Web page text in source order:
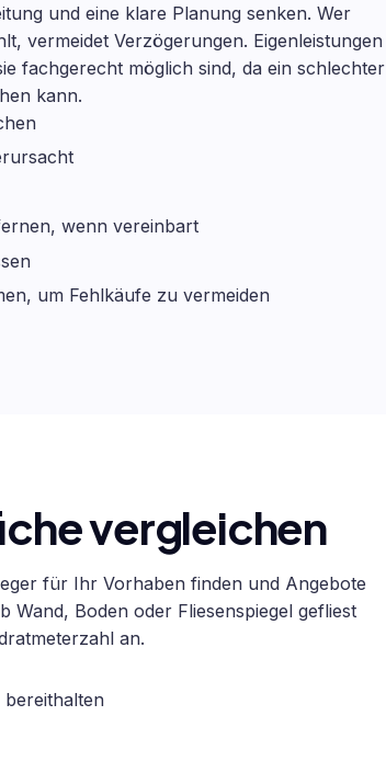
und eine klare Planung senken. Wer
vermeidet Verzögerungen. Eigenleistungen
fachgerecht möglich sind, da ein schlechter
kann.
wenn vereinbart
um Fehlkäufe zu vermeiden
vergleichen
für Ihr Vorhaben finden und Angebote
Wand, Boden oder Fliesenspiegel gefliest
an.